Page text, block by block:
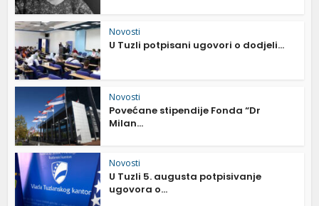
Novosti
U Tuzli potpisani ugovori o dodjeli...
Novosti
Povećane stipendije Fonda “Dr
Milan...
Novosti
U Tuzli 5. augusta potpisivanje
ugovora o...